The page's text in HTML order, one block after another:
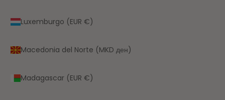
Luxemburgo (EUR €)
Macedonia del Norte (MKD ден)
Madagascar (EUR €)